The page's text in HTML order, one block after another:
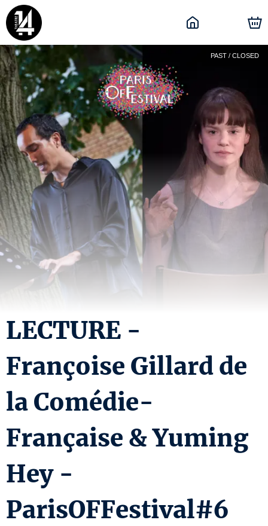
PAST / CLOSED
LECTURE -
Françoise Gillard de
la Comédie-
Française & Yuming
Hey -
ParisOFFestival#6